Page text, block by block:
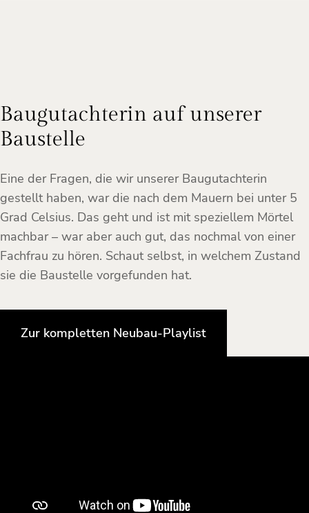
Baugutachterin auf unserer
Baustelle
Eine der Fragen, die wir unserer Baugutachterin
gestellt haben, war die nach dem Mauern bei unter 5
Grad Celsius. Das geht und ist mit speziellem Mörtel
machbar – war aber auch gut, das nochmal von einer
Fachfrau zu hören. Schaut selbst, in welchem Zustand
sie die Baustelle vorgefunden hat.
Zur kompletten Neubau-Playlist